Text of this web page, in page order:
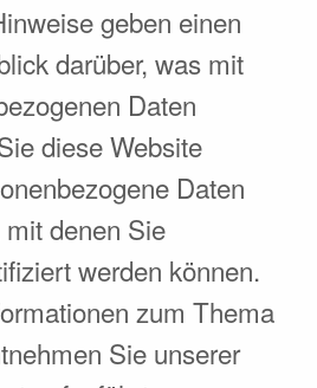
geben einen
darüber, was mit
Daten
diese Website
Daten
denen Sie
werden können.
zum Thema
Sie unserer